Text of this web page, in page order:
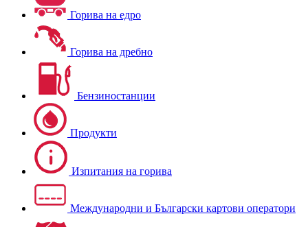
Горива на едро
Горива на дребно
Бензиностанции
Продукти
Изпитания на горива
Международни и Български картови оператори